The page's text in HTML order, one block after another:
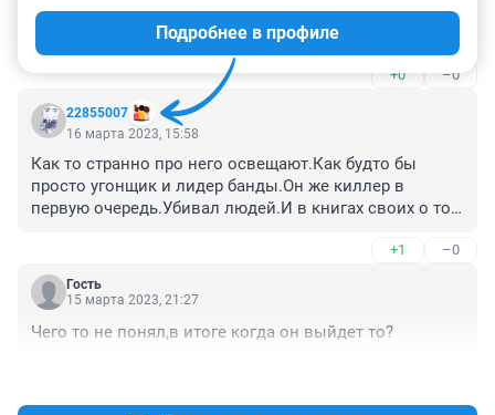
Живой, радуются, а от него никто не радовался,
сколько поломанных и уничтоженных
+0 –0
22855007
Подробнее в профиле
16 марта 2023, 15:58
Как то странно про него освещают.Как будто бы
просто угонщик и лидер банды.Он же киллер в
первую очередь.Убивал людей.И в книгах своих о том
+1 –0
Гость
15 марта 2023, 21:27
Чего то не понял,в итоге когда он выйдет то?